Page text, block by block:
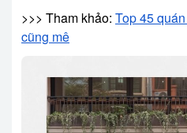
>>> Tham khảo: Top 45
cũng mê